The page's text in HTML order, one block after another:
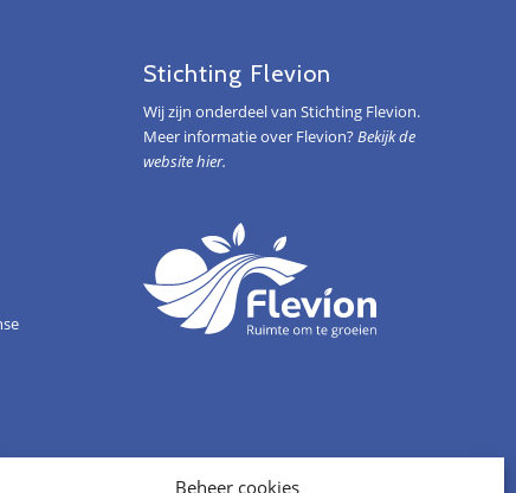
Beheer cookies
Stichting Flevion
Wij zijn onderdeel van Stichting Flevion.
Meer informatie over Flevion?Bekijk de
website hier.